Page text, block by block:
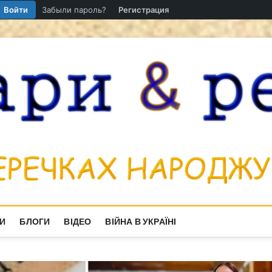
Войти Забыли пароль? Регистрация
БЛОГИ ВІДЕО ВІЙНА В УКРАЇНІ